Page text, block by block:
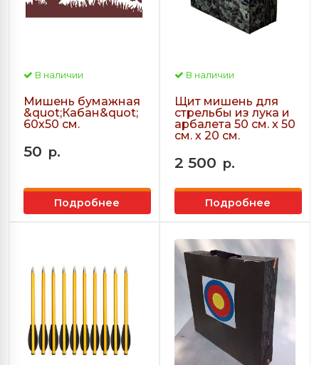
В наличии
Мишень бумажная
&quot;Кабан&quot;
60х50 см.
50 р.
Подробнее
В наличии
Щит мишень для
стрельбы из лука и
арбалета 50 см. х 50
см. х 20 см.
2 500 р.
Подробнее